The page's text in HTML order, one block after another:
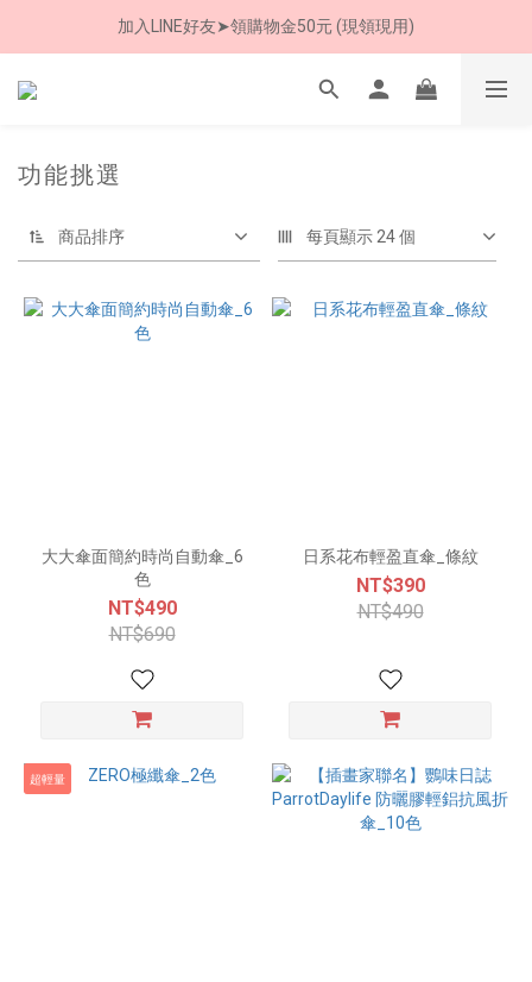
加入LINE好友➤領購物金50元 (現領現用)
加入LINE好友➤領購物金50元 (現領現用)
7/30-8/24 全館買就送 雨傘收納袋(乙個)
功能挑選
商品排序 每頁顯示 24 個
大大傘面簡約時尚自動傘_6
色
NT$490
NT$690
日系花布輕盈直傘_條紋
NT$390
NT$490
超輕量